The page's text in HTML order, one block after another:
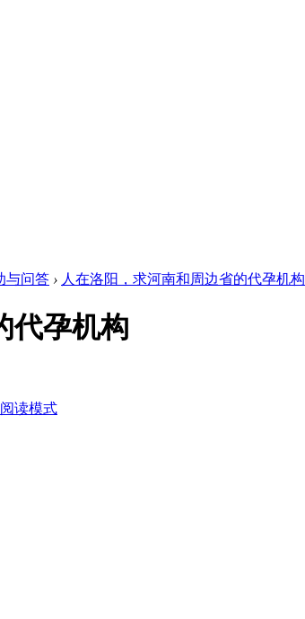
与问答 › 人在洛阳，求河南和周边省的代孕机构
代孕机构
阅读模式